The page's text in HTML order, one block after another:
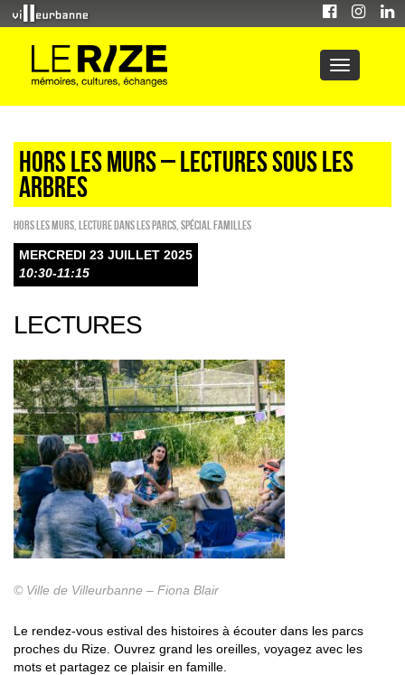
HORS LES MURS – LECTURES SOUS LES
ARBRES
HORS LES MURS Lecture dans les parcs Spécial familles
MERCREDI 23 JUILLET 2025
10:30-11:15
LECTURES
© Ville de Villeurbanne – Fiona Blair
Le rendez-vous estival des histoires à écouter dans les parcs
proches du Rize. Ouvrez grand les oreilles, voyagez avec les
mots et partagez ce plaisir en famille.